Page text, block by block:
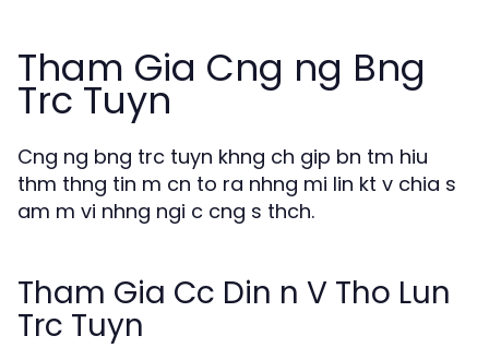
Tham Gia Cng ng Bng
Trc Tuyn
Cng ng bng trc tuyn khng ch gip bn tm hiu
thm thng tin m cn to ra nhng mi lin kt v chia s
am m vi nhng ngi c cng s thch.
Tham Gia Cc Din n V Tho Lun
Trc Tuyn